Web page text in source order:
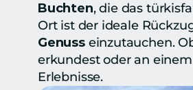
Buchten, die das
Ort ist der ideale
Genuss einzutauchen.
erkundest oder an
Erlebnisse.